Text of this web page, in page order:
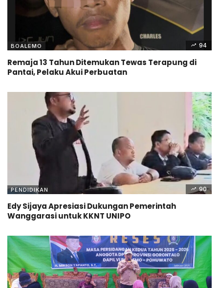
BOALEMO 94
Remaja 13 Tahun Ditemukan Tewas Terapung di
Pantai, Pelaku Akui Perbuatan
PENDIDIKAN 90
Edy Sijaya Apresiasi Dukungan Pemerintah
Wanggarasi untuk KKNT UNIPO